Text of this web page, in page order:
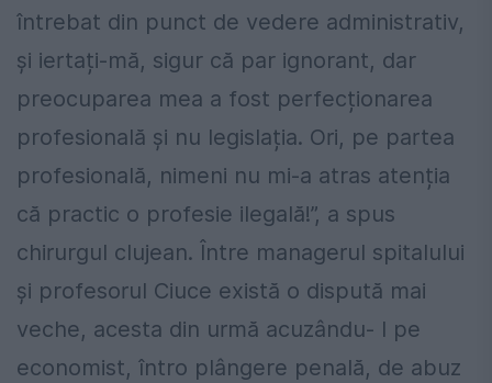
întrebat din punct de vedere administrativ,
și iertați-mă, sigur că par ignorant, dar
preocuparea mea a fost perfecționarea
profesională și nu legislația. Ori, pe partea
profesională, nimeni nu mi-a atras atenția
că practic o profesie ilegală!”, a spus
chirurgul clujean. Între managerul spitalului
și profesorul Ciuce există o dispută mai
veche, acesta din urmă acuzându- l pe
economist, întro plângere penală, de abuz